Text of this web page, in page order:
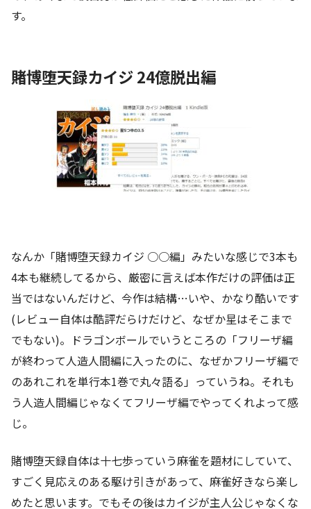
す。
賭博堕天録カイジ 24億脱出編
なんか「賭博堕天録カイジ ○○編」みたいな感じで3本も
4本も継続してるから、厳密に言えば本作だけの評価は正
当ではないんだけど、今作は結構…いや、かなり酷いです
(レビュー自体は酷評だらけだけど、なぜか星はそこまで
でもない)。ドラゴンボールでいうところの「フリーザ編
が終わって人造人間編に入ったのに、なぜかフリーザ編で
のあれこれを単行本1巻で丸々語る」っていうね。それも
う人造人間編じゃなくてフリーザ編でやってくれよって感
じ。
賭博堕天録自体は十七歩っていう麻雀を題材にしていて、
すごく見応えのある駆け引きがあって、麻雀好きなら楽し
めたと思います。でもその後はカイジが主人公じゃなくな